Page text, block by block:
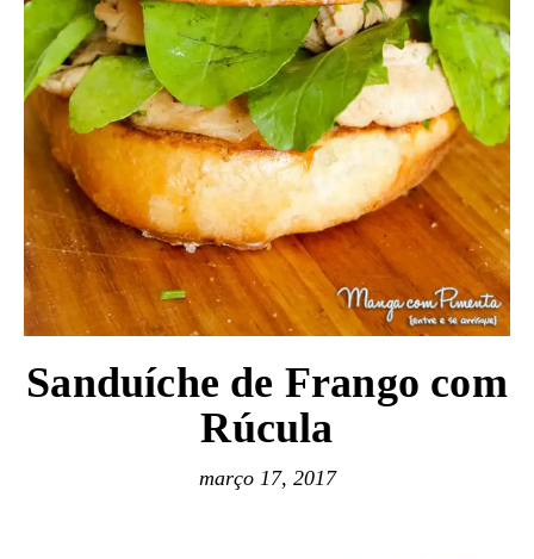
Sanduíche de Frango com
Rúcula
março 17, 2017